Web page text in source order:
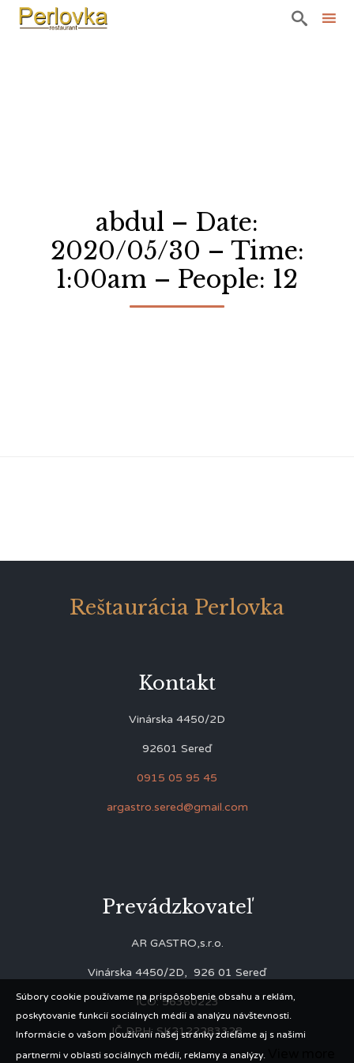

abdul – Date:
2020/05/30 – Time:
1:00am – People: 12
Reštaurácia Perlovka
Kontakt
Vinárska 4450/2D
92601 Sereď
0915 05 95 45
argastro.sered@gmail.com
Prevádzkovateľ
AR GASTRO,s.r.o.
Vinárska 4450/2D, 926 01 Sereď
IČO: 56360223
IČ DPH: SK2122283328
Súbory cookie používame na prispôsobenie obsahu a reklám,
poskytovanie funkcií sociálnych médií a analýzu návštevnosti.
Informácie o vašom používaní našej stránky zdieľame aj s našimi
partnermi v oblasti sociálnych médií, reklamy a analýzy.